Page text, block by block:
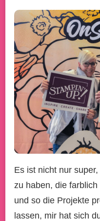
Es ist nicht nur
zu haben, die
und so die Projekte
lassen, mir hat sich